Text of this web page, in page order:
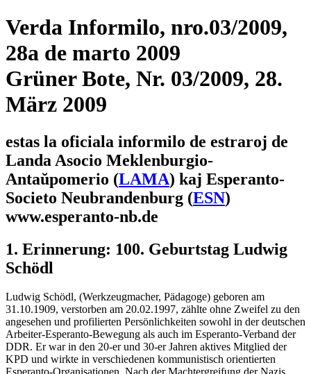
Verda Informilo, nro.03/2009,
28a de marto 2009
Grüner Bote, Nr. 03/2009, 28.
März 2009
estas la oficiala informilo de estraroj de
Landa Asocio Meklenburgio-
Antaŭpomerio (LAMA) kaj Esperanto-
Societo Neubrandenburg (ESN)
www.esperanto-nb.de
1. Erinnerung: 100. Geburtstag Ludwig
Schödl
Ludwig Schödl, (Werkzeugmacher, Pädagoge) geboren am
31.10.1909, verstorben am 20.02.1997, zählte ohne Zweifel zu den
angesehen und profilierten Persönlichkeiten sowohl in der deutschen
Arbeiter-Esperanto-Bewegung als auch im Esperanto-Verband der
DDR. Er war in den 20-er und 30-er Jahren aktives Mitglied der
KPD und wirkte in verschiedenen kommunistisch orientierten